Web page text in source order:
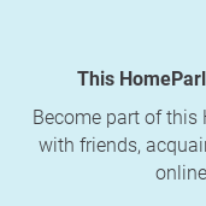
This
Become part of this
with friends,